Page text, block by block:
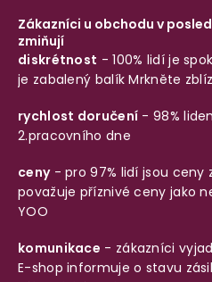
Zákazníci u obchodu v
zmiňují
diskrétnost - 100% lidí je
je zabalený balíkMrkněte
rychlost doručení - 98%
2.pracovního dne
ceny- pro 97% lidí jsou ceny
považuje příznivé ceny jako
YOO
komunikace - zákazníci
E-shop informuje o stavu